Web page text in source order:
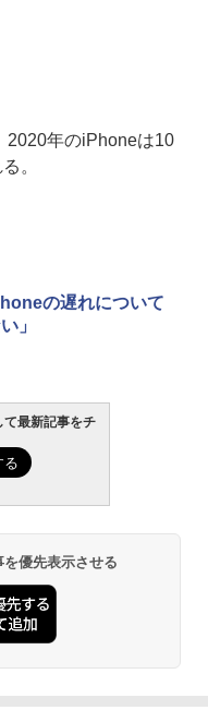
年のiPhoneは10
。
の遅れについて
」
最新記事をチ
優先表示させる